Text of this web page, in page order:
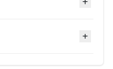
05 Novembre 2020